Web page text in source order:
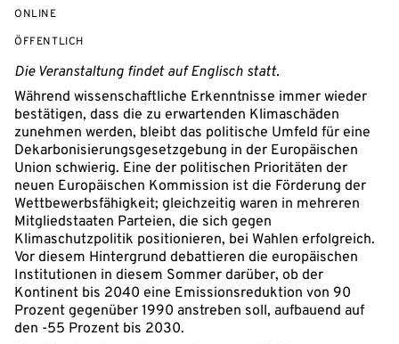
ONLINE
VERANSTALTUNGSZUGANG:
ÖFFENTLICH
Die Veranstaltung findet auf Englisch statt.
Während wissenschaftliche Erkenntnisse immer wieder
bestätigen, dass die zu erwartenden Klimaschäden
zunehmen werden, bleibt das politische Umfeld für eine
Dekarbonisierungsgesetzgebung in der Europäischen
Union schwierig. Eine der politischen Prioritäten der
neuen Europäischen Kommission ist die Förderung der
Wettbewerbsfähigkeit; gleichzeitig waren in mehreren
Mitgliedstaaten Parteien, die sich gegen
Klimaschutzpolitik positionieren, bei Wahlen erfolgreich.
Vor diesem Hintergrund debattieren die europäischen
Institutionen in diesem Sommer darüber, ob der
Kontinent bis 2040 eine Emissionsreduktion von 90
Prozent gegenüber 1990 anstreben soll, aufbauend auf
den -55 Prozent bis 2030.